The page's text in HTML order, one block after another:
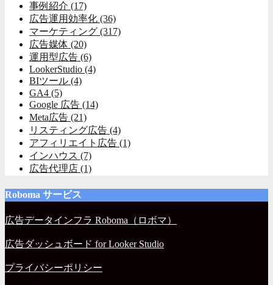
事例紹介 (17)
広告運用効率化 (36)
マーケティング (317)
広告媒体 (20)
運用型広告 (6)
LookerStudio (4)
BIツール (4)
GA4 (5)
Google 広告 (14)
Meta広告 (21)
リスティング広告 (4)
アフィリエイト広告 (1)
インハウス (7)
広告代理店 (1)
Roboma サービス
広告データインフラ Roboma（ロボマ）
広告ダッシュボード for Looker Studio
プライバシーポリシー